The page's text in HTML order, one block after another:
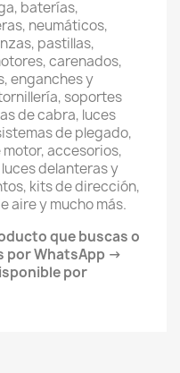
baterías,
neumáticos,
pastillas,
carenados,
enganches y
soportes
de cabra, luces
de plegado,
accesorios,
delanteras y
kits de dirección,
aire y mucho más.
que buscas o
por WhatsApp →
por